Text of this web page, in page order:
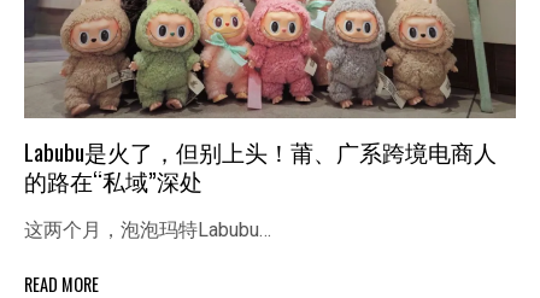
Labubu是火了，但别上头！莆、广系跨境电商人
的路在“私域”深处
这两个月，泡泡玛特Labubu…
READ MORE